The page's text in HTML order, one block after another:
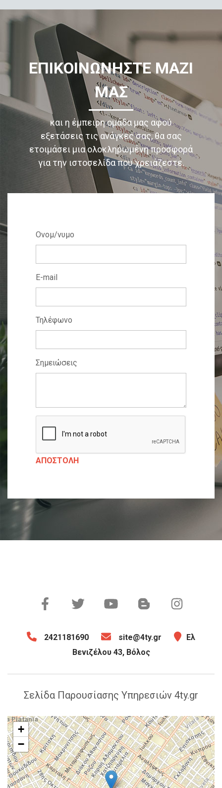
ΕΠΙΚΟΙΝΩΝΗΣΤΕ ΜΑΖΙ
ΜΑΣ
και η έμπειρη ομάδα μας αφού
εξετάσεις τις ανάγκες σας, θα σας
ετοιμάσει μια ολοκληρωμένη προσφορά
για την ιστοσελίδα που χρειάζεστε.
Ονομ/νυμο
E-mail
Τηλέφωνο
Σημειώσεις
ΑΠΟΣΤΟΛΉ
Σελίδα Παρουσίασης Υπηρεσιών 4ty.gr
+
−
2421181690 site@4ty.gr
Ελ
Βενιζέλου 43, Βόλος